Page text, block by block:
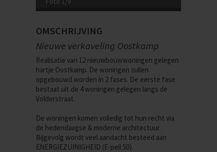
OMSCHRIJVING
Nieuwe verkaveling Oostkamp
Realisatie van 12 nieuwbouwwoningen gelegen
hartje Oostkamp. De woningen zullen
opgebouwd worden in 2 fases. De eerste fase
bestaat uit de 4 woningen gelegen langs de
Volderstraat.
De woningen komen volledig tot hun recht via
de hedendaagse & moderne architectuur.
Bijgevolg wordt veel aandacht besteed aan
ENERGIEZUINIGHEID (E-peil 50).